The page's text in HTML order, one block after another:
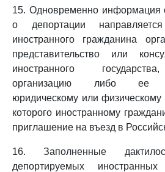
15. Одновременно информация
о депортации
иностранного гражданина
представительство или
иностранного
организацию либо ее
юридическому или физическому
которого иностранному
приглашение на въезд в
16. Заполненные
депортируемых